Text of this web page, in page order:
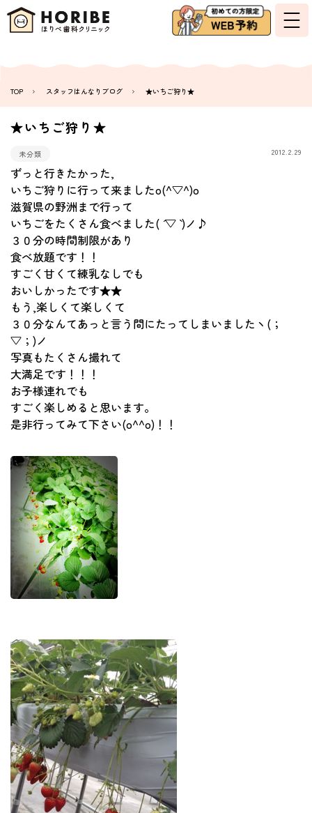
TOP スタッフはんなりブログ ★いちご狩り★
★いちご狩り★
未分類 2012.2.29
ずっと行きたかった,
いちご狩りに行って来ましたo(^▽^)o
滋賀県の野洲まで行って
いちごをたくさん食べました( ´ ▽ ` )ノ♪
３０分の時間制限があり
食べ放題です！！
すごく甘くて練乳なしでも
おいしかったです★★
もう,楽しくて楽しくて
３０分なんてあっと言う間にたってしまいましたヽ(；
▽；)ノ
写真もたくさん撮れて
大満足です！！！
お子様連れでも
すごく楽しめると思います。
是非行ってみて下さい(o^^o)！！